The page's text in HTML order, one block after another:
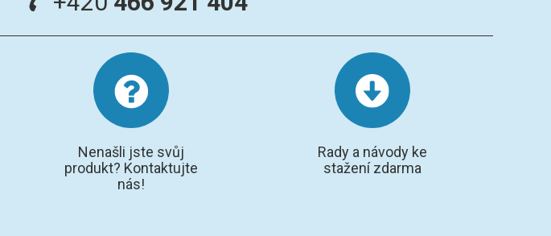
Nenašli jste svůj
produkt? Kontaktujte
nás!
Rady a návody ke
stažení zdarma